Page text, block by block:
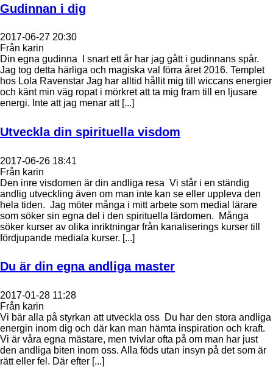
Gudinnan i dig
2017-06-27 20:30
Från karin
Din egna gudinna I snart ett år har jag gått i gudinnans spår.
Jag tog detta härliga och magiska val förra året 2016. Templet
hos Lola Ravenstar Jag har alltid hållit mig till wiccans energier
och känt min väg ropat i mörkret att ta mig fram till en ljusare
energi. Inte att jag menar att [...]
Utveckla din spirituella visdom
2017-06-26 18:41
Från karin
Den inre visdomen är din andliga resa Vi står i en ständig
andlig utveckling även om man inte kan se eller uppleva den
hela tiden. Jag möter många i mitt arbete som medial lärare
som söker sin egna del i den spirituella lärdomen. Många
söker kurser av olika inriktningar från kanaliserings kurser till
fördjupande mediala kurser. [...]
Du är din egna andliga master
2017-01-28 11:28
Från karin
Vi bär alla på styrkan att utveckla oss Du har den stora andliga
energin inom dig och där kan man hämta inspiration och kraft.
Vi är våra egna mästare, men tvivlar ofta på om man har just
den andliga biten inom oss. Alla föds utan insyn på det som är
rätt eller fel. Där efter [...]